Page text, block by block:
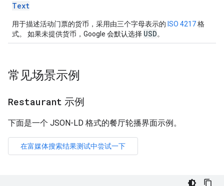
Text
用于描述活动门票的货币，采用由三个字母表示的 ISO 4217格
式。 如果未提供货币，Google 会默认选择 USD。
常见场景示例
Restaurant 示例
下面是一个 JSON-LD 格式的餐厅轮播界面示例。